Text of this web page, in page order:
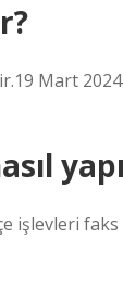
Mart
işlevleri